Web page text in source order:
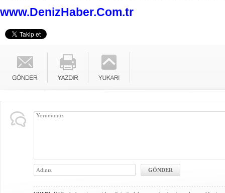
www.DenizHaber.Com.tr